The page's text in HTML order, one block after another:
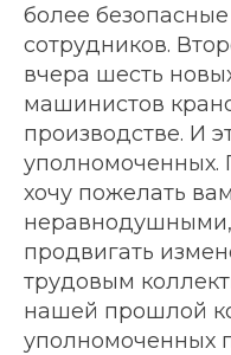
более
сотрудников.
вчера шесть
машинистов
производстве. И
уполномоченных.
хочу пожелать
неравнодушными,
продвигать
трудовым
нашей прошлой
уполномоченных